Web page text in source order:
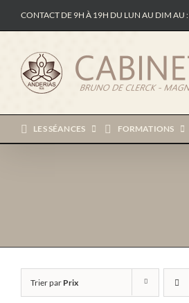
contenu
CONTACT DE 9H À 19H DU LUN AU DIM AU :
LES SÉANCES FORMATIONS
Trier par Prix